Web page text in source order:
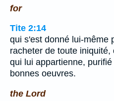
for
Tite 2:14
qui s'est donné lui-même
racheter de toute
qui lui appartienne,
bonnes oeuvres.
the Lord